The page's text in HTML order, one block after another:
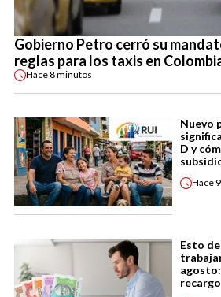
Gobierno Petro cerró su
reglas para los taxis en
Hace8 minutos
Nuevo
D y
Hace
Esto
recargo